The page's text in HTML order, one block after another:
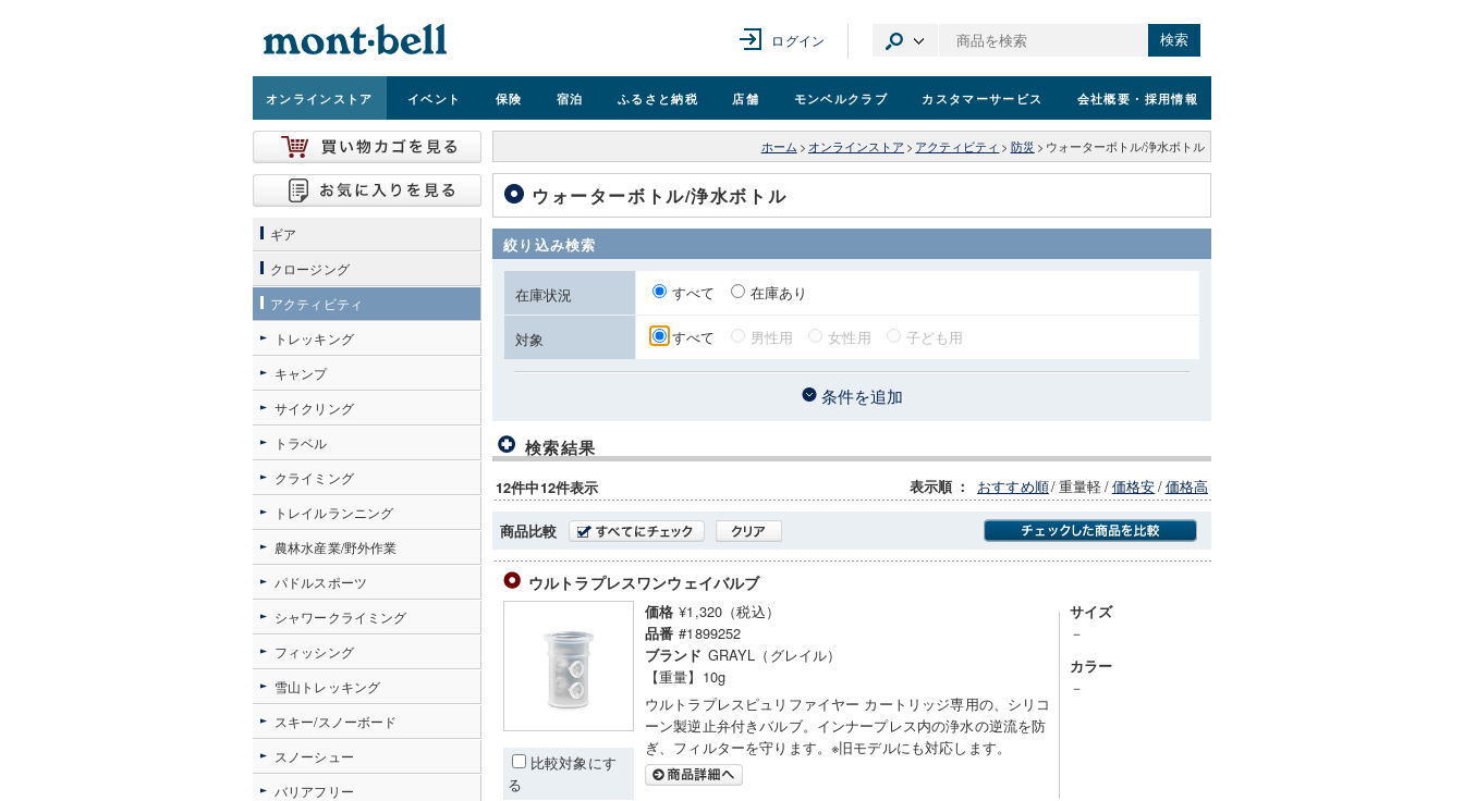
ログイン 検索
オンラインストア イベント 保険 宿泊 ふるさと納税 店舗 モンベルクラブ カスタマーサービス 会社概要 ・採用情報
ホーム > オンラインストア > アクティビティ > 防災 > ウォーターボトル/浄水ボトル
ウォーターボトル/浄水ボトル
絞り込み検索
在庫状況 すべて 在庫あり
対象 すべて 男性用 女性用 子ども用
条件を追加
検索結果
12件中12件表示 表示順 ： おすすめ順/重量軽/価格安/価格高
商品比較
ウルトラプレスワンウェイバルブ
比較対象にす
る
価格 ¥1,320（税込）
品番 #1899252
ブランド GRAYL（グレイル）
【重量】10g
ウルトラプレスピュリファイヤー カートリッジ専用の、シリコ
ーン製逆止弁付きバルブ。インナープレス内の浄水の逆流を防
ぎ、フィルターを守ります。※旧モデルにも対応します。
サイズ
－
カラー
－
ギア
クロージング
アクティビティ
トレッキング
キャンプ
サイクリング
トラベル
クライミング
トレイルランニング
農林水産業/野外作業
パドルスポーツ
シャワークライミング
フィッシング
雪山トレッキング
スキー/スノーボード
スノーシュー
バリアフリー